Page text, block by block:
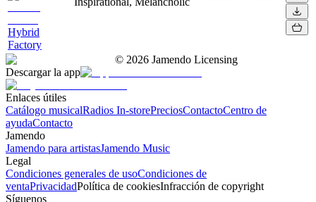
Hybrid
Factory
© 2026 Jamendo Licensing
Descargar la app
Enlaces útiles
Catálogo musicalRadios In-storePreciosContactoCentro de
ayudaContacto
Jamendo
Jamendo para artistasJamendo Music
Legal
Condiciones generales de usoCondiciones de
ventaPrivacidadPolítica de cookiesInfracción de copyright
Síguenos